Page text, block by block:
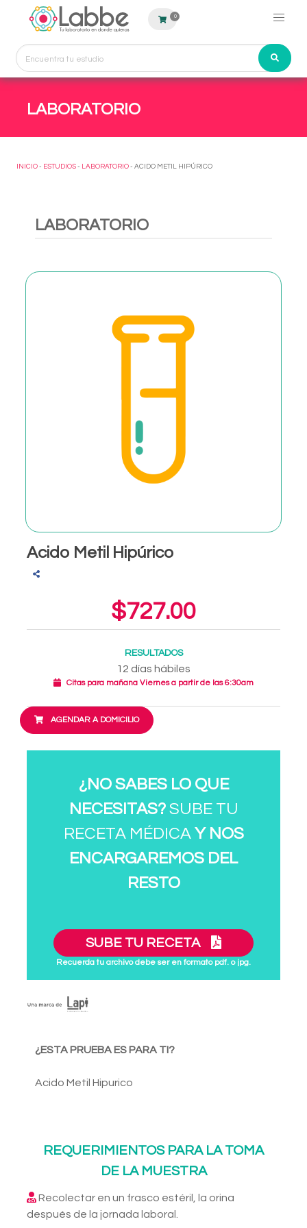
0
LABORATORIO
INICIO - ESTUDIOS - LABORATORIO - ACIDO METIL HIPÚRICO
LABORATORIO
Acido Metil Hipúrico
$727.00
RESULTADOS
12 días hábiles
Citas para mañana Viernes a partir de las 6:30am
AGENDAR A DOMICILIO
¿NO SABES LO QUE
NECESITAS?SUBE TU
RECETA MÉDICA Y NOS
ENCARGAREMOS DEL
RESTO
SUBE TU RECETA
Recuerda tu archivo debe ser en formato pdf. o jpg.
¿ESTA PRUEBA ES PARA TI?
Acido Metil Hipurico
REQUERIMIENTOS PARA LA TOMA
DE LA MUESTRA
Recolectar en un frasco estéril, la orina
después de la jornada laboral.